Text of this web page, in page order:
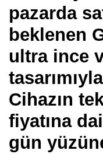
pazarda
beklenen
ultra ince
Cihazın
fiyatına
gün